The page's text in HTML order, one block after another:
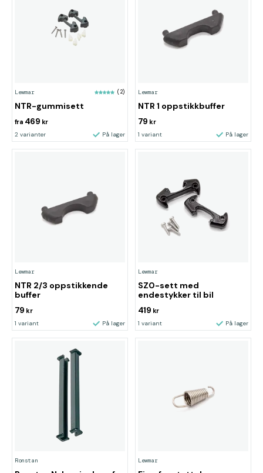
Lewmar (2)
NTR-gummisett
fra 469 kr
2 varianter På lager
Lewmar
NTR 1 oppstikkbuffer
79 kr
1 variant På lager
Lewmar
NTR 2/3 oppstikkende
buffer
79 kr
1 variant På lager
Lewmar
SZ0-sett med
endestykker til bil
419 kr
1 variant På lager
Ronstan Lewmar